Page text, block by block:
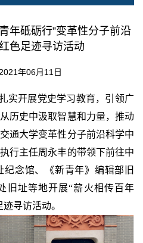
年砥砺行”变革性分子前沿
色足迹寻访活动
年06月11日
实开展党史学习教育，引领广
历史中汲取智慧和力量，推动
通大学变革性分子前沿科学中
行主任周永丰的带领下前往中
念馆、《新青年》编辑部旧
旧址等地开展“薪火相传百年
寻访活动。